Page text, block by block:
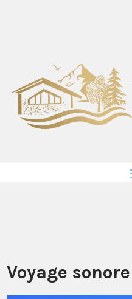
Voyage sonore